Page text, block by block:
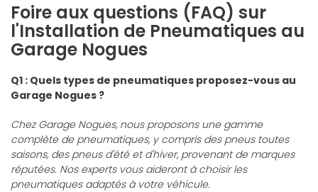
Foire aux questions (FAQ) sur
l'Installation de Pneumatiques au
Garage Nogues
Q1 : Quels types de pneumatiques proposez-vous au
Garage Nogues ?
Chez Garage Nogues, nous proposons une gamme
complète de pneumatiques, y compris des pneus toutes
saisons, des pneus d'été et d'hiver, provenant de marques
réputées. Nos experts vous aideront à choisir les
pneumatiques adaptés à votre véhicule.